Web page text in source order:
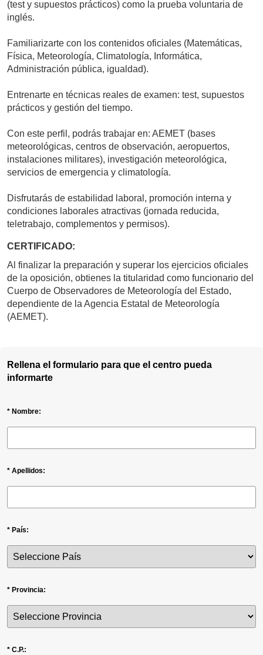
(test y supuestos prácticos) como la prueba voluntaria de
inglés.
Familiarizarte con los contenidos oficiales (Matemáticas,
Física, Meteorología, Climatología, Informática,
Administración pública, igualdad).
Entrenarte en técnicas reales de examen: test, supuestos
prácticos y gestión del tiempo.
Con este perfil, podrás trabajar en: AEMET (bases
meteorológicas, centros de observación, aeropuertos,
instalaciones militares), investigación meteorológica,
servicios de emergencia y climatología.
Disfrutarás de estabilidad laboral, promoción interna y
condiciones laborales atractivas (jornada reducida,
teletrabajo, complementos y permisos).
CERTIFICADO:
Al finalizar la preparación y superar los ejercicios oficiales
de la oposición, obtienes la titularidad como funcionario del
Cuerpo de Observadores de Meteorología del Estado,
dependiente de la Agencia Estatal de Meteorología
(AEMET).
Rellena el formulario para que el centro pueda
informarte
* Nombre:
* Apellidos:
* País:
* Provincia:
* C.P.: